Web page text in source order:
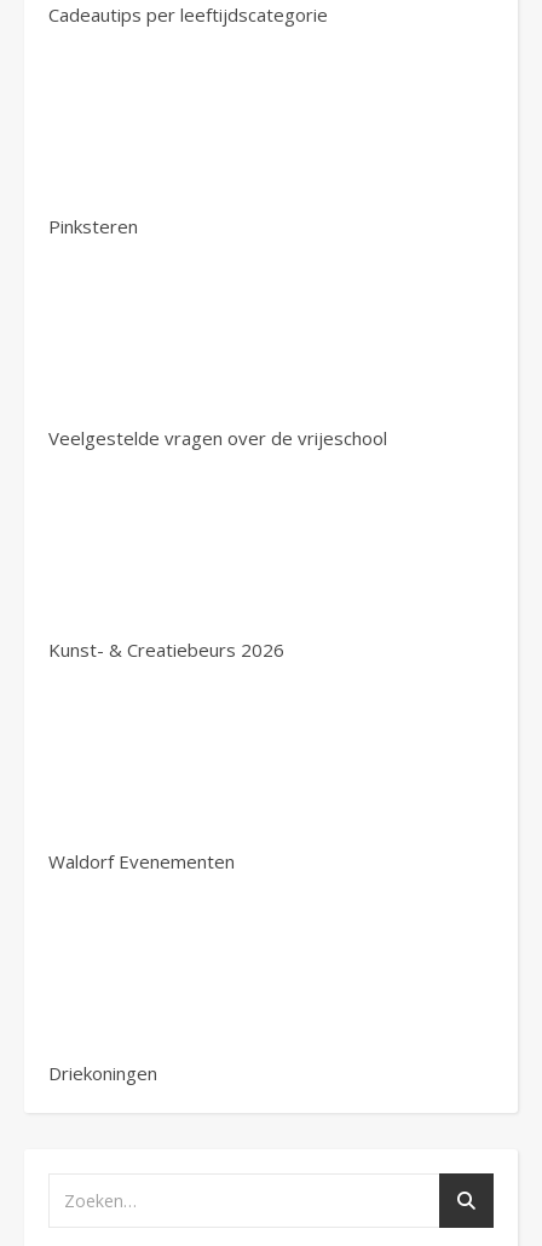
Cadeautips per leeftijdscategorie
Pinksteren
Veelgestelde vragen over de vrijeschool
Kunst- & Creatiebeurs 2026
Waldorf Evenementen
Driekoningen